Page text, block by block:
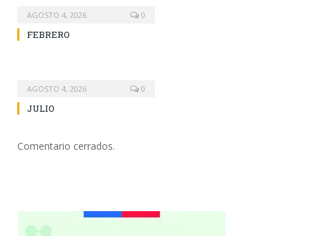
AGOSTO 4, 2026 0
FEBRERO
AGOSTO 4, 2026 0
JULIO
Comentario cerrados.